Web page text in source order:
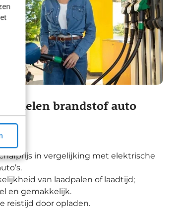
nadelen brandstof auto
in vergelijking met elektrische
van laadpalen of laadtijd;
en gemakkelijk.
reistijd door opladen.